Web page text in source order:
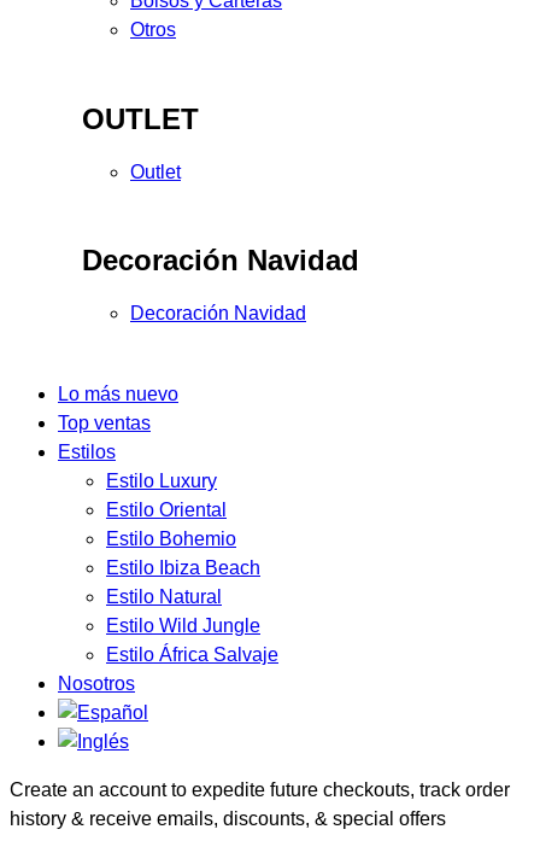
Otros
OUTLET
Outlet
Decoración Navidad
Decoración Navidad
Lo más nuevo
Top ventas
Estilos
Estilo Luxury
Estilo Oriental
Estilo Bohemio
Estilo Ibiza Beach
Estilo Natural
Estilo Wild Jungle
Estilo África Salvaje
Nosotros
Create an account to expedite future checkouts, track order
history & receive emails, discounts, & special offers